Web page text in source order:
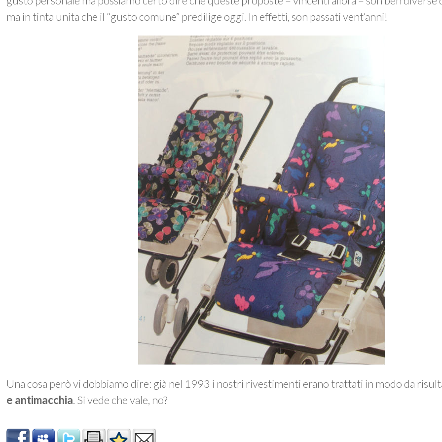
ma in tinta unita che il “gusto comune” predilige oggi. In effetti, son passati vent’anni!
Una cosa però vi dobbiamo dire: già nel 1993 i nostri rivestimenti erano trattati in modo da
e antimacchia. Si vede che vale, no?